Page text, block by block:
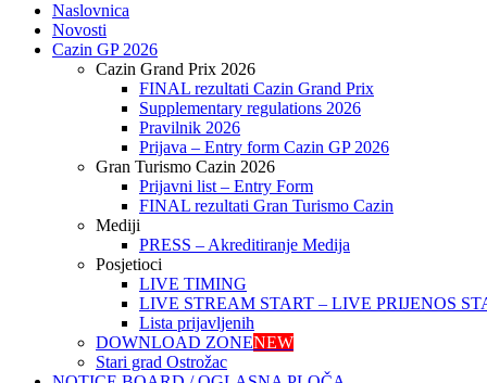
Naslovnica
Novosti
Cazin GP 2026
Cazin Grand Prix 2026
FINAL rezultati Cazin Grand Prix
Supplementary regulations 2026
Pravilnik 2026
Prijava – Entry form Cazin GP 2026
Gran Turismo Cazin 2026
Prijavni list – Entry Form
FINAL rezultati Gran Turismo Cazin
Mediji
PRESS – Akreditiranje Medija
Posjetioci
LIVE TIMING
LIVE STREAM START – LIVE PRIJENOS
Lista prijavljenih
DOWNLOAD ZONENEW
Stari grad Ostrožac